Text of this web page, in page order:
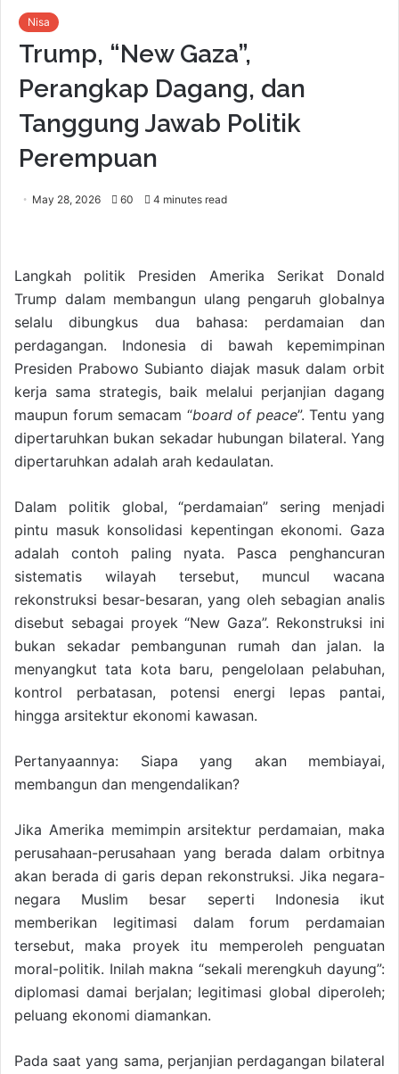
Nisa
Trump, “New Gaza”,
Perangkap Dagang, dan
Tanggung Jawab Politik
Perempuan
May 28, 2026 60 4 minutes read
Langkah politik Presiden Amerika Serikat Donald
Trump dalam membangun ulang pengaruh globalnya
selalu dibungkus dua bahasa: perdamaian dan
perdagangan. Indonesia di bawah kepemimpinan
Presiden Prabowo Subianto diajak masuk dalam orbit
kerja sama strategis, baik melalui perjanjian dagang
maupun forum semacam “board of peace”. Tentu yang
dipertaruhkan bukan sekadar hubungan bilateral. Yang
dipertaruhkan adalah arah kedaulatan.
Dalam politik global, “perdamaian” sering menjadi
pintu masuk konsolidasi kepentingan ekonomi. Gaza
adalah contoh paling nyata. Pasca penghancuran
sistematis wilayah tersebut, muncul wacana
rekonstruksi besar-besaran, yang oleh sebagian analis
disebut sebagai proyek “New Gaza”. Rekonstruksi ini
bukan sekadar pembangunan rumah dan jalan. Ia
menyangkut tata kota baru, pengelolaan pelabuhan,
kontrol perbatasan, potensi energi lepas pantai,
hingga arsitektur ekonomi kawasan.
Pertanyaannya: Siapa yang akan membiayai,
membangun dan mengendalikan?
Jika Amerika memimpin arsitektur perdamaian, maka
perusahaan-perusahaan yang berada dalam orbitnya
akan berada di garis depan rekonstruksi. Jika negara-
negara Muslim besar seperti Indonesia ikut
memberikan legitimasi dalam forum perdamaian
tersebut, maka proyek itu memperoleh penguatan
moral-politik. Inilah makna “sekali merengkuh dayung”:
diplomasi damai berjalan; legitimasi global diperoleh;
peluang ekonomi diamankan.
Pada saat yang sama, perjanjian perdagangan bilateral